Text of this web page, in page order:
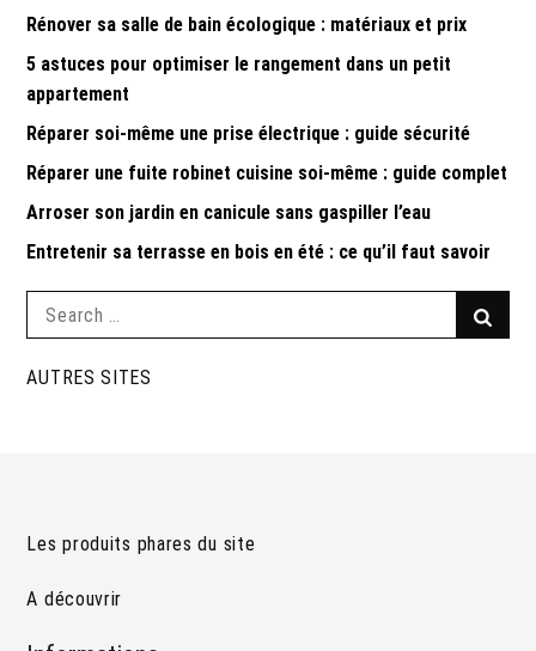
Rénover sa salle de bain écologique : matériaux et prix
5 astuces pour optimiser le rangement dans un petit
appartement
Réparer soi-même une prise électrique : guide sécurité
Réparer une fuite robinet cuisine soi-même : guide complet
Arroser son jardin en canicule sans gaspiller l’eau
Entretenir sa terrasse en bois en été : ce qu’il faut savoir
Search
AUTRES SITES
Les produits phares du site
A découvrir